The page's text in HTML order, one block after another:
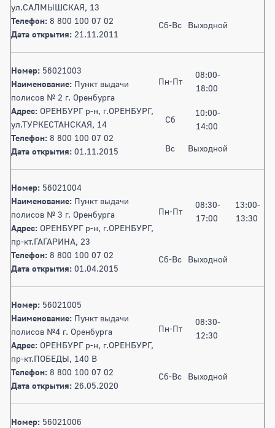
ул.САЛМЫШСКАЯ, 13
Телефон: 8 800 100 07 02
Дата открытия: 21.11.2011
Сб-Вс Выходной
Номер: 56021003
Наименование: Пункт выдачи
полисов № 2 г. Оренбурга
Адрес: ОРЕНБУРГ р-н, г.ОРЕНБУРГ,
ул.ТУРКЕСТАНСКАЯ, 14
Телефон: 8 800 100 07 02
Дата открытия: 01.11.2015
Пн-Пт
08:00-
18:00
Сб
10:00-
14:00
Вс Выходной
Номер: 56021004
Наименование: Пункт выдачи
полисов № 3 г. Оренбурга
Адрес: ОРЕНБУРГ р-н, г.ОРЕНБУРГ,
пр-кт.ГАГАРИНА, 23
Телефон: 8 800 100 07 02
Дата открытия: 01.04.2015
Пн-Пт
08:30-
17:00
13:00-
13:30
Сб-Вс Выходной
Номер: 56021005
Наименование: Пункт выдачи
полисов №4 г. Оренбурга
Адрес: ОРЕНБУРГ р-н, г.ОРЕНБУРГ,
пр-кт.ПОБЕДЫ, 140 В
Телефон: 8 800 100 07 02
Дата открытия: 26.05.2020
Пн-Пт
08:30-
12:30
Сб-Вс Выходной
Номер: 56021006